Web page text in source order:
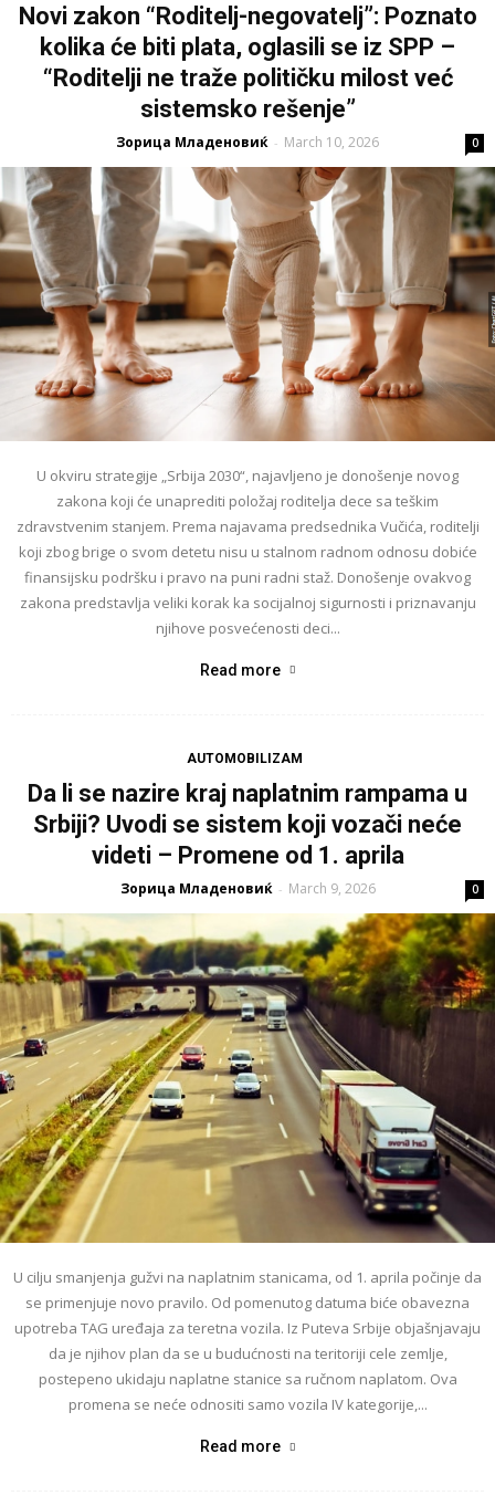
Novi zakon “Roditelj-negovatelj”: Poznato
kolika će biti plata, oglasili se iz SPP –
“Roditelji ne traže političku milost već
sistemsko rešenje”
Зорица Младеновиќ - March 10, 2026 0
U okviru strategije „Srbija 2030“, najavljeno je donošenje novog
zakona koji će unaprediti položaj roditelja dece sa teškim
zdravstvenim stanjem. Prema najavama predsednika Vučića, roditelji
koji zbog brige o svom detetu nisu u stalnom radnom odnosu dobiće
finansijsku podršku i pravo na puni radni staž. Donošenje ovakvog
zakona predstavlja veliki korak ka socijalnoj sigurnosti i priznavanju
njihove posvećenosti deci...
Read more
AUTOMOBILIZAM
Da li se nazire kraj naplatnim rampama u
Srbiji? Uvodi se sistem koji vozači neće
videti – Promene od 1. aprila
Зорица Младеновиќ - March 9, 2026 0
U cilju smanjenja gužvi na naplatnim stanicama, od 1. aprila počinje da
se primenjuje novo pravilo. Od pomenutog datuma biće obavezna
upotreba TAG uređaja za teretna vozila. Iz Puteva Srbije objašnjavaju
da je njihov plan da se u budućnosti na teritoriji cele zemlje,
postepeno ukidaju naplatne stanice sa ručnom naplatom. Ova
promena se neće odnositi samo vozila IV kategorije,...
Read more